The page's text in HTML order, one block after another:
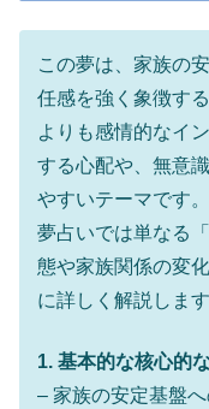
この夢は、家族の
任感を強く象徴す
よりも感情的なイ
する心配や、無意
やすいテーマです。
夢占いでは単なる
態や家族関係の変
に詳しく解説します
1. 基本的な核心的
– 家族の安定基盤